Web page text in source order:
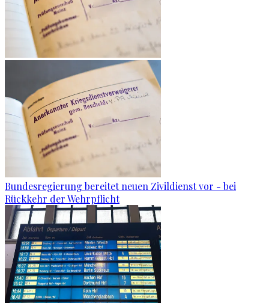
Bundesregierung bereitet neuen Zivildienst vor - bei
Rückkehr der Wehrpflicht